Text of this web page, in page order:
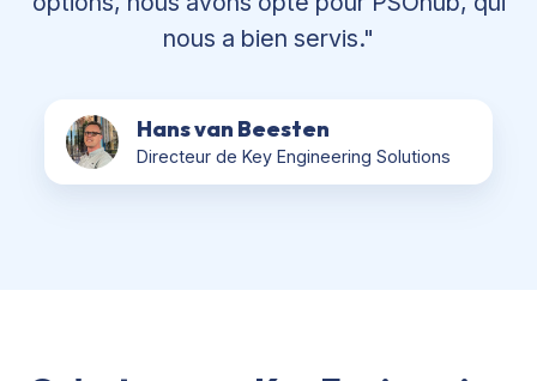
nous a bien servis."
Hans van Beesten
Directeur de Key Engineering Solutions